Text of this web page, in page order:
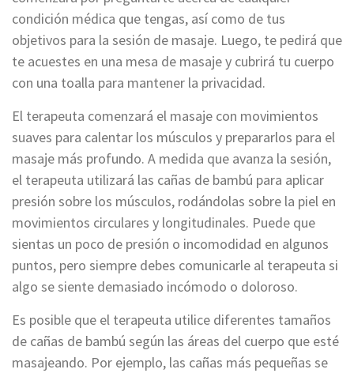
condición médica que tengas, así como de tus
objetivos para la sesión de masaje. Luego, te pedirá que
te acuestes en una mesa de masaje y cubrirá tu cuerpo
con una toalla para mantener la privacidad.
El terapeuta comenzará el masaje con movimientos
suaves para calentar los músculos y prepararlos para el
masaje más profundo. A medida que avanza la sesión,
el terapeuta utilizará las cañas de bambú para aplicar
presión sobre los músculos, rodándolas sobre la piel en
movimientos circulares y longitudinales. Puede que
sientas un poco de presión o incomodidad en algunos
puntos, pero siempre debes comunicarle al terapeuta si
algo se siente demasiado incómodo o doloroso.
Es posible que el terapeuta utilice diferentes tamaños
de cañas de bambú según las áreas del cuerpo que esté
masajeando. Por ejemplo, las cañas más pequeñas se